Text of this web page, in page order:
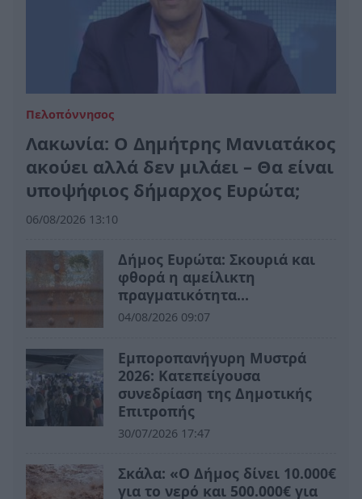
Πελοπόννησος
Λακωνία: Ο Δημήτρης Μανιατάκος
ακούει αλλά δεν μιλάει – Θα είναι
υποψήφιος δήμαρχος Ευρώτα;
06/08/2026 13:10
Δήμος Ευρώτα: Σκουριά και
φθορά η αμείλικτη
πραγματικότητα…
04/08/2026 09:07
Εμποροπανήγυρη Μυστρά
2026: Κατεπείγουσα
συνεδρίαση της Δημοτικής
Επιτροπής
30/07/2026 17:47
Σκάλα: «Ο Δήμος δίνει 10.000€
για το νερό και 500.000€ για